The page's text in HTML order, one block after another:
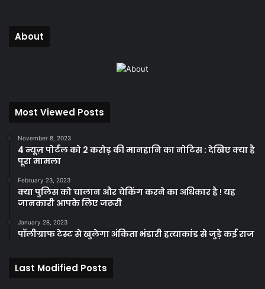
About
Most Viewed Posts
November 8, 2023
4 न्यूज़ पोर्टल को 2 करोड़ की मानहानि का नोटिस : देखिए क्या है
पूरा मामला
February 23, 2023
क्या पुलिस को चालान और चेकिंग करने का अधिकार है ! यह
जानकारी आपके लिए जरूरी
January 28, 2023
पॉलीग्राफ टेस्ट से खुलेगा अंकिता भंडारी हत्याकांड से जुड़े कई राज
Last Modified Posts